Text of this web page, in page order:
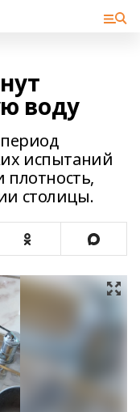
воду
испытаний
плотность,
столицы.